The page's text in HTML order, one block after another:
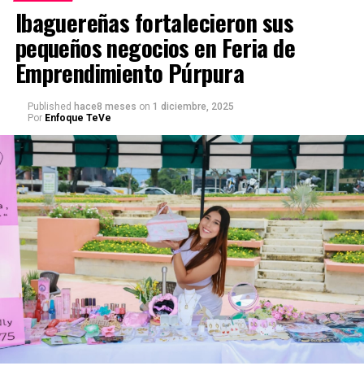
Ibaguereñas fortalecieron sus
pequeños negocios en Feria de
Emprendimiento Púrpura
Published hace8 meses on 1 diciembre, 2025
Por Enfoque TeVe